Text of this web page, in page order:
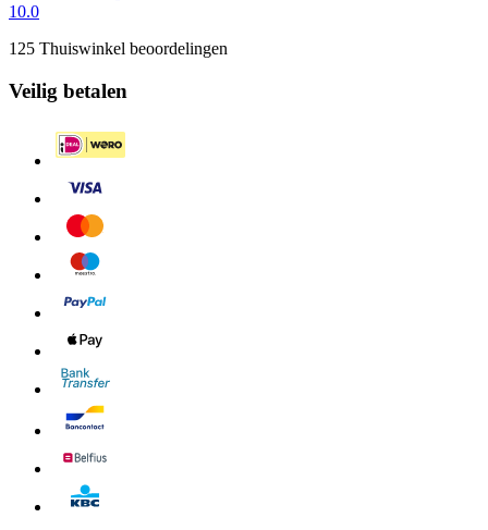
10.0
125 Thuiswinkel beoordelingen
Veilig betalen